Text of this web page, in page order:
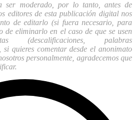
ser moderado, por lo tanto, antes de
editores de esta publicación digital nos
de editarlo (si fuera necesario, para
de eliminarlo en el caso de que se usen
(descalificaciones, palabras
quieres comentar desde el anonimato
personalmente, agradecemos que